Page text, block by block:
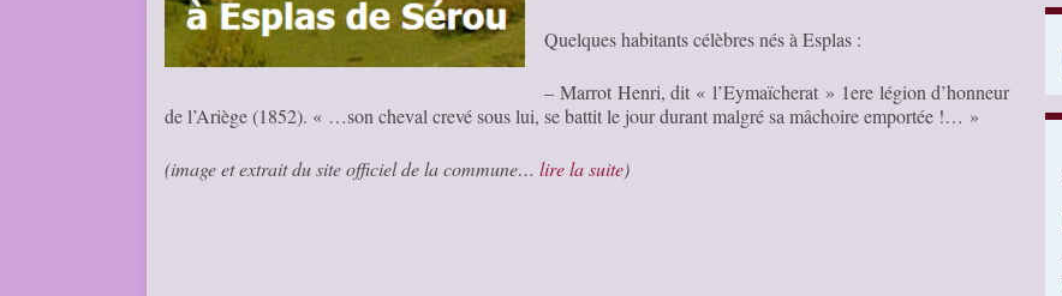
Quelques habitants célèbres nés à Esplas :
– Marrot Henri, dit « l’Eymaïcherat » 1ere légion d’honneur
de l’Ariège (1852). « …son cheval crevé sous lui, se battit le jour durant malgré sa mâchoire emportée !… »
(image et extrait du site officiel de la commune… lire la suite)